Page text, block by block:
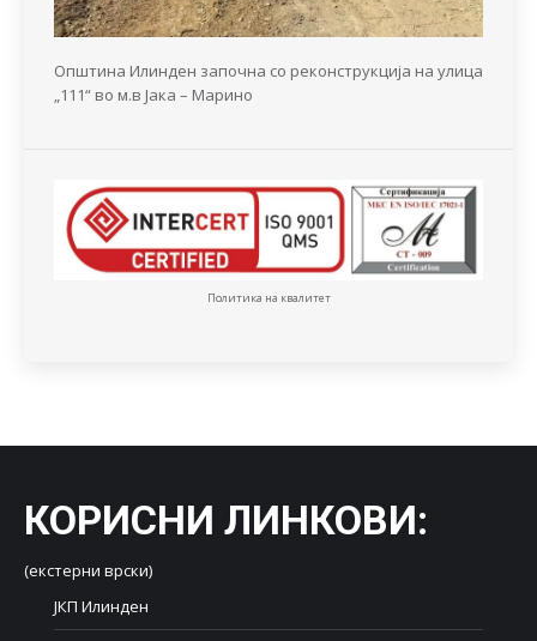
Општина Илинден започна со реконструкција на улица
„111“ во м.в Јака – Марино
Политика на квалитет
КОРИСНИ ЛИНКОВИ:
(екстерни врски)
ЈКП Илинден